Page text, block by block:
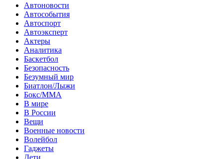
Автоновости
Автособытия
Автоспорт
Автоэксперт
Актеры
Аналитика
Баскетбол
Безопасность
Безумный мир
Биатлон/Лыжи
Бокс/MMA
В мире
В России
Вещи
Военные новости
Волейбол
Гаджеты
Дети